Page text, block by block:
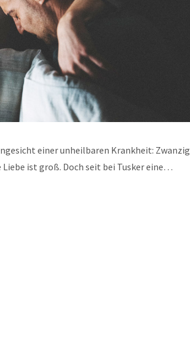
einer unheilbaren Krankheit: Zwanzig
Liebe ist groß. Doch seit bei Tusker eine…